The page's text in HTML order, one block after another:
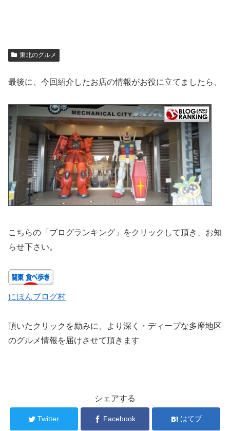
東北のグルメ
最後に、今回紹介したお店の情報がお役に立てましたら、
こちらの「ブログランキング」をクリックして頂き、お知
らせ下さい。
にほんブログ村
頂いたクリックを励みに、より深く・ディープな多摩地区
のグルメ情報を届けさせて頂きます
シェアする
Twitter Facebook はてブ